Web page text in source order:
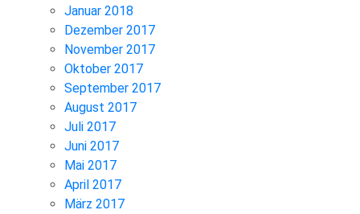
Januar 2018
Dezember 2017
November 2017
Oktober 2017
September 2017
August 2017
Juli 2017
Juni 2017
Mai 2017
April 2017
März 2017